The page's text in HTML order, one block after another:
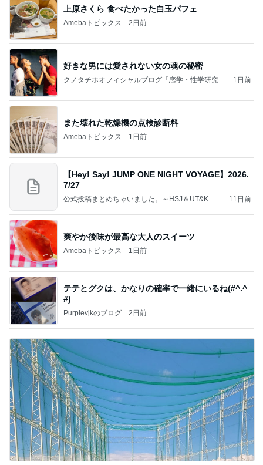
上原さくら 食べたかった白玉パフェ
Amebaトピックス 2日前
好きな男には愛されない女の魂の秘密
クノタチホオフィシャルブログ「恋学・性学研究
1日前
また壊れた乾燥機の点検診断料
Amebaトピックス 1日前
【Hey! Say! JUMP ONE NIGHT VOYAGE】2026.
7/27
公式投稿まとめちゃいました。～HSJ＆UT&K.O.
11日前
爽やか後味が最高な大人のスイーツ
Amebaトピックス 1日前
テテとグクは、かなりの確率で一緒にいるね(#^.^
#)
Purplevjkのブログ 2日前